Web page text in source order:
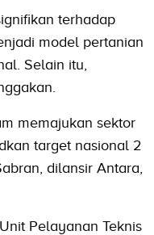
terhadap
model pertanian
Selain itu,
memajukan sektor
target nasional 2
dilansir Antara,
Pelayanan Teknis